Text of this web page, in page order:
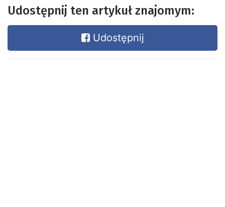
Udostępnij ten artykuł znajomym:
Udostępnij